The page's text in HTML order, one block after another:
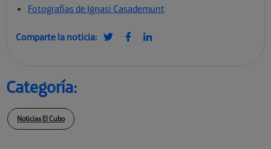
Fotografías de Ignasi Casademunt
Comparte la noticia:
Categoría:
Noticias El Cubo